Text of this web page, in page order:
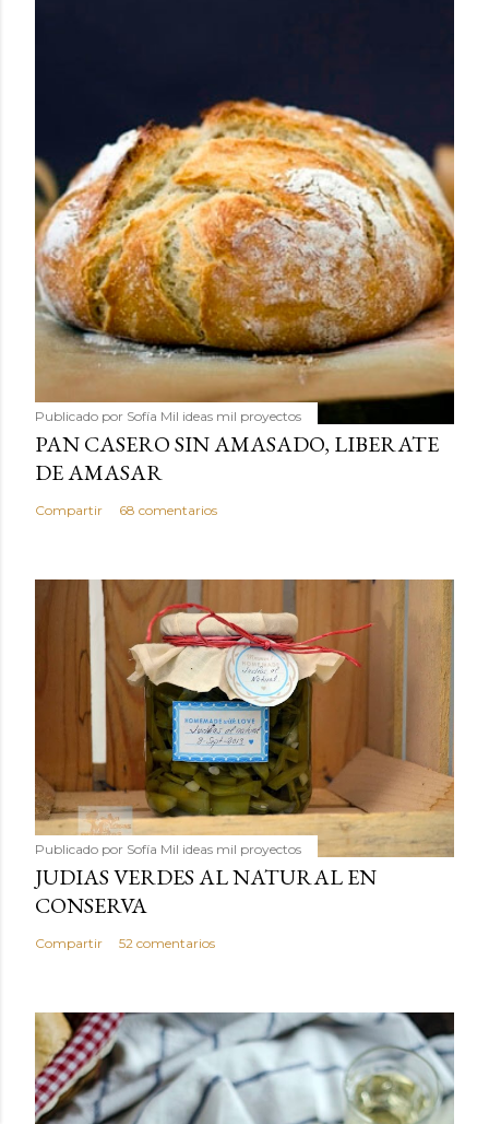
Publicado por Sofía Mil ideas mil proyectos
PAN CASERO SIN AMASADO, LIBERATE
DE AMASAR
Compartir 68 comentarios
Publicado por Sofía Mil ideas mil proyectos
JUDIAS VERDES AL NATURAL EN
CONSERVA
Compartir 52 comentarios